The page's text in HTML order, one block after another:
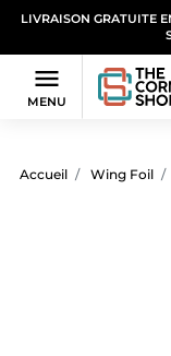
LIVRAISON GRATUITE

MENU
Accueil Wing Foil